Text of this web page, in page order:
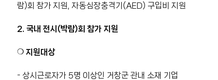
람)회 참가 지원, 자동심장충격기(AED) 구입비 지원
2. 국내 전시(박람)회 참가 지원
❍ 지원대상
- 상시근로자가 5명 이상인 거창군 관내 소재 기업